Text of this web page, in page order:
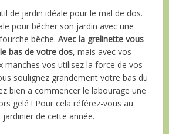
de jardin idéale pour le mal de dos.
pour bêcher son jardin avec une
bêche.Avec la grelinette vous
bas de votre dos, mais avec vos
manches vos utilisez la force de vos
soulignez grandement votre bas du
bien a commencer le labourage une
gelé ! Pour cela référez-vous au
de cette année.